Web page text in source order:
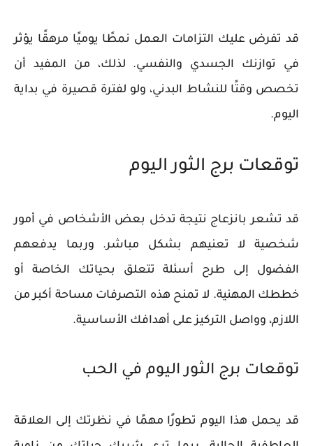
قد تفرض عليك التزامات العمل نمطًا يوميًا مرهقًا يؤثر
في توازنك الجسدي والنفسي. لذلك، من المفيد أن
تخصص وقتًا للنشاط البدني، ولو لفترة قصيرة في بداية
اليوم.
توقعات برج الثور اليوم
قد تشعر بانزعاج نتيجة تدخل بعض الأشخاص في أمور
شخصية لا تعنيهم بشكل مباشر. وربما يدفعهم
الفضول إلى طرح أسئلة تتعلق بحياتك الخاصة أو
خططك المهنية. لا تمنح هذه التصرفات مساحة أكبر من
اللازم، وواصل التركيز على أهدافك الأساسية.
توقعات برج الثور اليوم في الحب
قد يحمل هذا اليوم تطورًا مهمًا في نظرتك إلى العلاقة